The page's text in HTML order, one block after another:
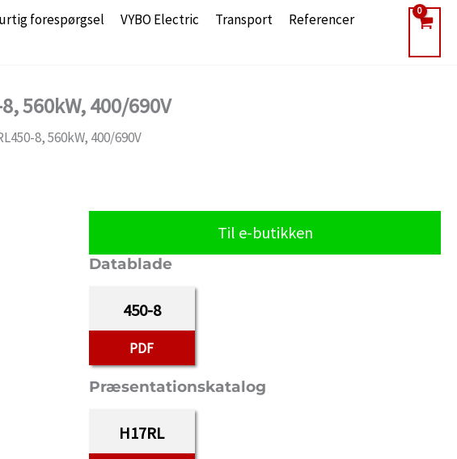
forespørgsel VYBO Electric Transport
Referencer
560kW, 400/690V
8, 560kW, 400/690V
Til e-butikken
Datablade
450-8
PDF
Præsentationskatalog
H17RL